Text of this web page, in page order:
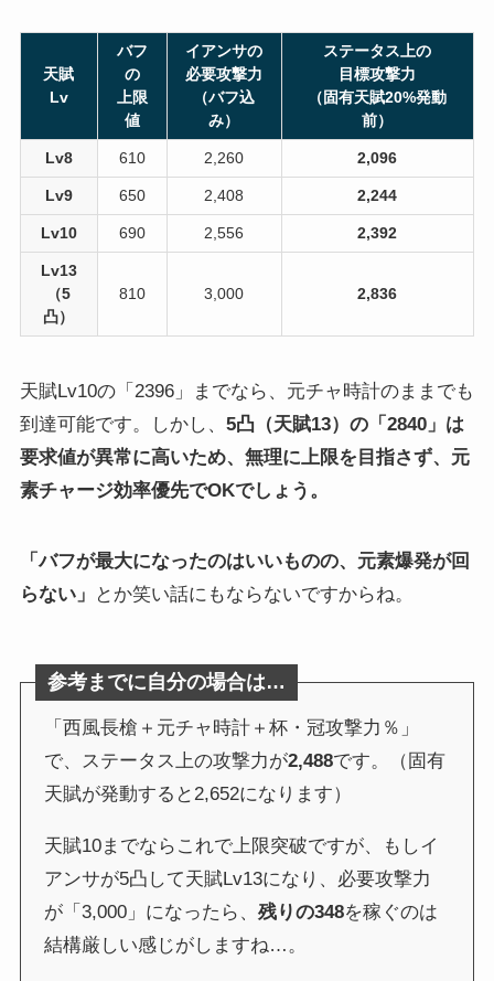
天賦
Lv
バフ
の
上限
値
イアンサの
必要攻撃力
（バフ込
み）
ステータス上の
目標攻撃力
（固有天賦20%発動
前）
Lv8 610 2,260 2,096
Lv9 650 2,408 2,244
Lv10 690 2,556 2,392
Lv13
（5
凸）
810 3,000 2,836
天賦Lv10の「2396」までなら、元チャ時計のままでも
到達可能です。しかし、 5凸（天賦13）の「2840」は
要求値が異常に高いため、無理に上限を目指さず、元
素チャージ効率優先でOKでしょう。
「バフが最大になったのはいいものの、元素爆発が回
らない」
とか笑い話にもならないですからね。
参考までに自分の場合は…
「西風長槍＋元チャ時計＋杯・冠攻撃力％」
で、ステータス上の攻撃力が2,488です。（固有
天賦が発動すると2,652になります）
天賦10までならこれで上限突破ですが、もしイ
アンサが5凸して天賦Lv13になり、必要攻撃力
が「3,000」になったら、残りの348を稼ぐのは
結構厳しい感じがしますね…。